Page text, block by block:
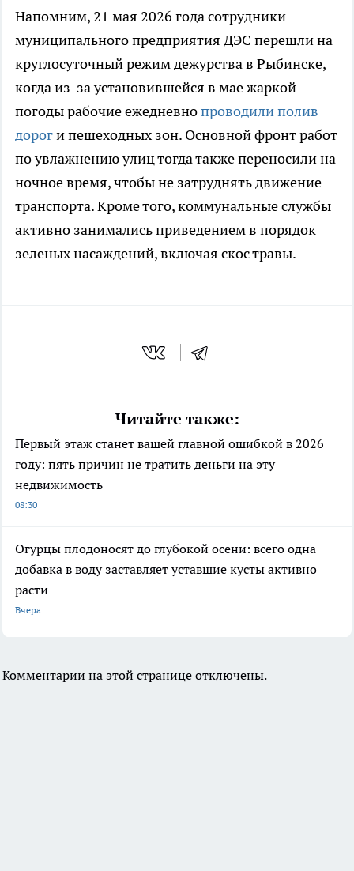
Напомним, 21 мая 2026 года сотрудники
муниципального предприятия ДЭС перешли на
круглосуточный режим дежурства в Рыбинске,
когда из-за установившейся в мае жаркой
погоды рабочие ежедневнопроводили полив
дороги пешеходных зон. Основной фронт работ
по увлажнению улиц тогда также переносили на
ночное время, чтобы не затруднять движение
транспорта. Кроме того, коммунальные службы
активно занимались приведением в порядок
зеленых насаждений, включая скос травы.
Читайте также:
Первый этаж станет вашей главной ошибкой в 2026
году: пять причин не тратить деньги на эту
недвижимость
08:30
Огурцы плодоносят до глубокой осени: всего одна
добавка в воду заставляет уставшие кусты активно
расти
Вчера
Комментарии на этой странице отключены.